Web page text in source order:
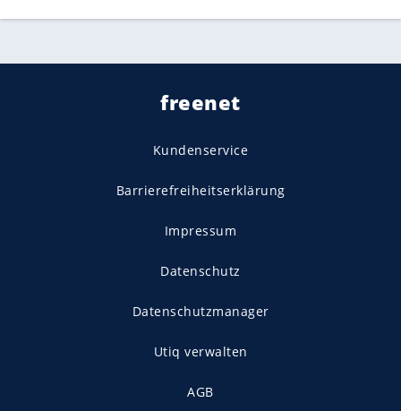
freenet
Kundenservice
Barrierefreiheitserklärung
Impressum
Datenschutz
Datenschutzmanager
Utiq verwalten
AGB